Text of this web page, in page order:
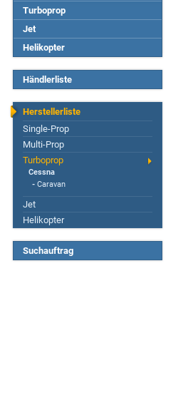
Turboprop
Jet
Helikopter
Händlerliste
Herstellerliste
Single-Prop
Multi-Prop
Turboprop
Cessna
- Caravan
Jet
Helikopter
Suchauftrag